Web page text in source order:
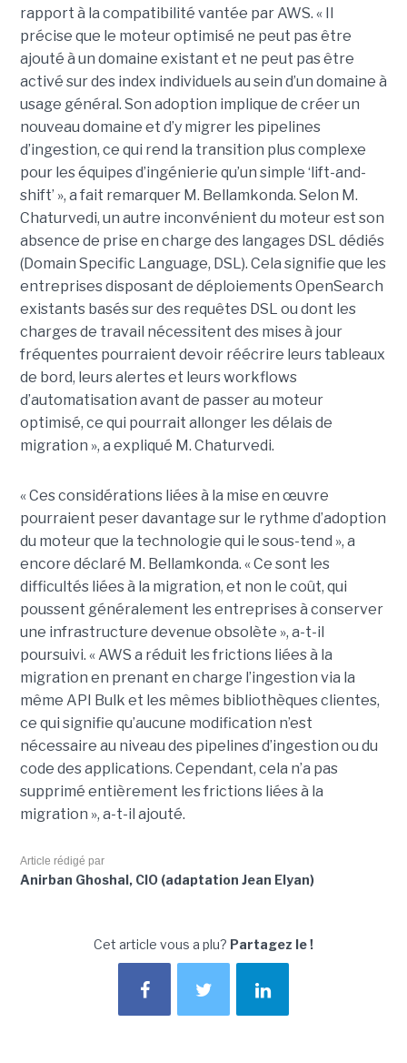
rapport à la compatibilité vantée par AWS. « Il
précise que le moteur optimisé ne peut pas être
ajouté à un domaine existant et ne peut pas être
activé sur des index individuels au sein d’un domaine à
usage général. Son adoption implique de créer un
nouveau domaine et d’y migrer les pipelines
d’ingestion, ce qui rend la transition plus complexe
pour les équipes d’ingénierie qu’un simple ‘lift-and-
shift’ », a fait remarquer M. Bellamkonda. Selon M.
Chaturvedi, un autre inconvénient du moteur est son
absence de prise en charge des langages DSL dédiés
(Domain Specific Language, DSL). Cela signifie que les
entreprises disposant de déploiements OpenSearch
existants basés sur des requêtes DSL ou dont les
charges de travail nécessitent des mises à jour
fréquentes pourraient devoir réécrire leurs tableaux
de bord, leurs alertes et leurs workflows
d’automatisation avant de passer au moteur
optimisé, ce qui pourrait allonger les délais de
migration », a expliqué M. Chaturvedi.
« Ces considérations liées à la mise en œuvre
pourraient peser davantage sur le rythme d’adoption
du moteur que la technologie qui le sous-tend », a
encore déclaré M. Bellamkonda. « Ce sont les
difficultés liées à la migration, et non le coût, qui
poussent généralement les entreprises à conserver
une infrastructure devenue obsolète », a-t-il
poursuivi. « AWS a réduit les frictions liées à la
migration en prenant en charge l’ingestion via la
même API Bulk et les mêmes bibliothèques clientes,
ce qui signifie qu’aucune modification n’est
nécessaire au niveau des pipelines d’ingestion ou du
code des applications. Cependant, cela n’a pas
supprimé entièrement les frictions liées à la
migration », a-t-il ajouté.
Article rédigé par
Anirban Ghoshal, CIO (adaptation Jean Elyan)
Cet article vous a plu? Partagez le !